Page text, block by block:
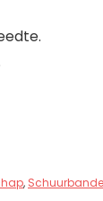
,